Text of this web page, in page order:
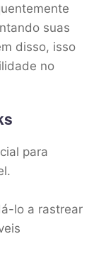
suas
disso, isso
no
para
lo a rastrear